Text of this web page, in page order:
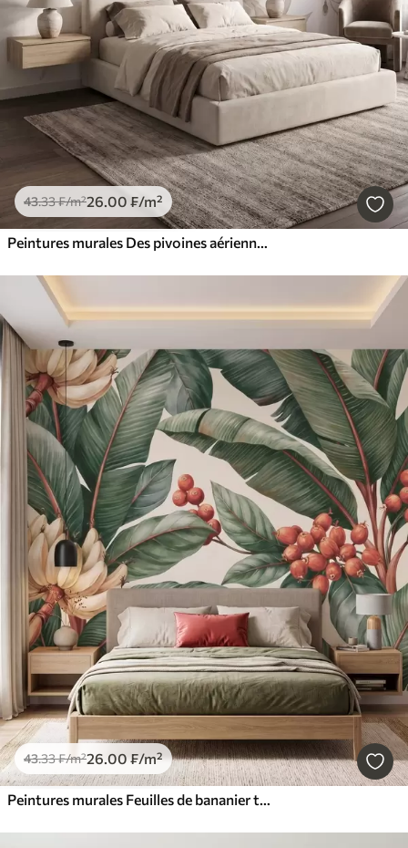
43.33₣/m²26.00 ₣/m²
Peintures murales Des pivoines aériennes aux douces nuances de beige poudré
43.33₣/m²26.00₣/m²
Peintures murales Feuilles de bananier tropicales ornées de grappes de baies de café rouges, style aquarelle